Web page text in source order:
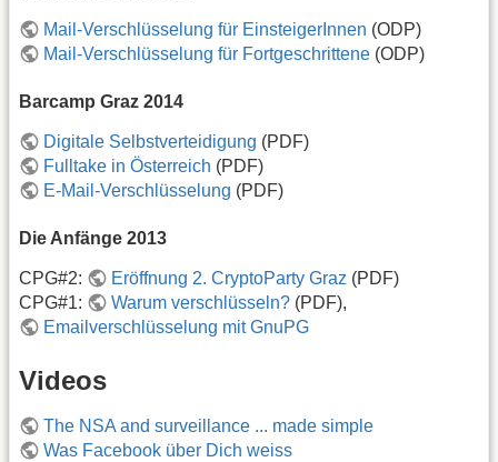
Mail-Verschlüsselung für EinsteigerInnen (ODP)
Mail-Verschlüsselung für Fortgeschrittene (ODP)
Barcamp Graz 2014
Digitale Selbstverteidigung (PDF)
Fulltake in Österreich (PDF)
E-Mail-Verschlüsselung (PDF)
Die Anfänge 2013
CPG#2: Eröffnung 2. CryptoParty Graz (PDF)
CPG#1:
Warum verschlüsseln? (PDF),
Emailverschlüsselung mit GnuPG
Videos
The NSA and surveillance ... made simple
Was Facebook über Dich weiss